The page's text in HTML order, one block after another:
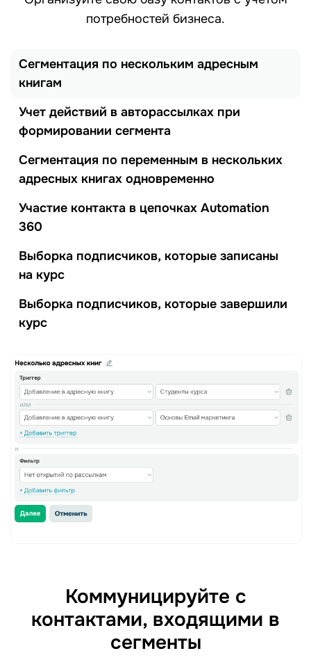
потребностей бизнеса.
Сегментация по нескольким адресным
книгам
Учет действий в авторассылках при
формировании сегмента
Сегментация по переменным в нескольких
адресных книгах одновременно
Участие контакта в цепочках Automation
360
Выборка подписчиков, которые записаны
на курс
Выборка подписчиков, которые завершили
курс
Коммуницируйте с
контактами, входящими в
сегменты